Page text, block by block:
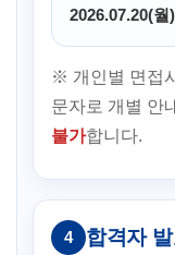
2026.07.20(월)
※ 개인별 면접
문자로 개별 안
불가합니다.
4 합격자